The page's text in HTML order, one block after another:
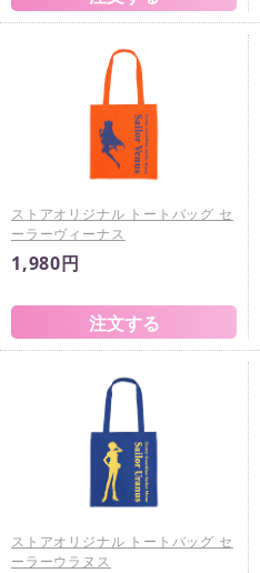
ストアオリジナル トートバッグ セ
ーラーヴィーナス
1,980円
ストアオリジナル トートバッグ セ
ーラーウラヌス